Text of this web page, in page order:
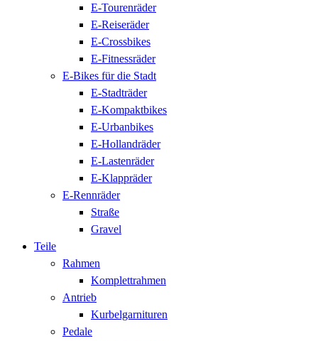
E-Tourenräder
E-Reiseräder
E-Crossbikes
E-Fitnessräder
E-Bikes für die Stadt
E-Stadträder
E-Kompaktbikes
E-Urbanbikes
E-Hollandräder
E-Lastenräder
E-Klappräder
E-Rennräder
Straße
Gravel
Teile
Rahmen
Komplettrahmen
Antrieb
Kurbelgarnituren
Pedale